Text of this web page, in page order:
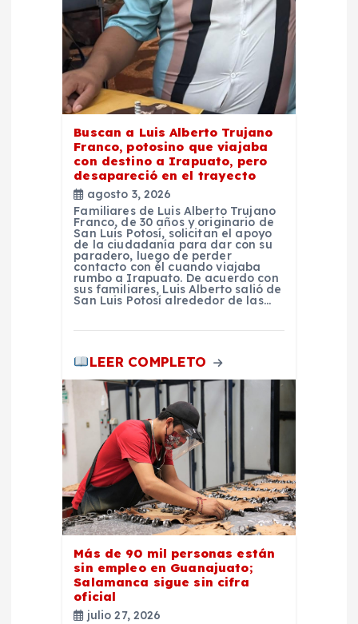
Buscan a Luis Alberto Trujano
Franco, potosino que viajaba
con destino a Irapuato, pero
desapareció en el trayecto
agosto 3, 2026
Familiares de Luis Alberto Trujano
Franco, de 30 años y originario de
San Luis Potosí, solicitan el apoyo
de la ciudadanía para dar con su
paradero, luego de perder
contacto con él cuando viajaba
rumbo a Irapuato. De acuerdo con
sus familiares, Luis Alberto salió de
San Luis Potosí alrededor de las…
LEER COMPLETO
Más de 90 mil personas están
sin empleo en Guanajuato;
Salamanca sigue sin cifra
oficial
julio 27, 2026